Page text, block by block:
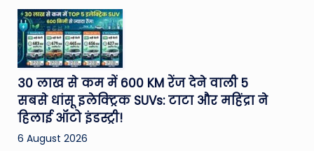
30 लाख से कम में 600 KM रेंज देने वाली 5
सबसे धांसू इलेक्ट्रिक SUVs: टाटा और महिंद्रा ने
हिलाई ऑटो इंडस्ट्री!
6 August 2026